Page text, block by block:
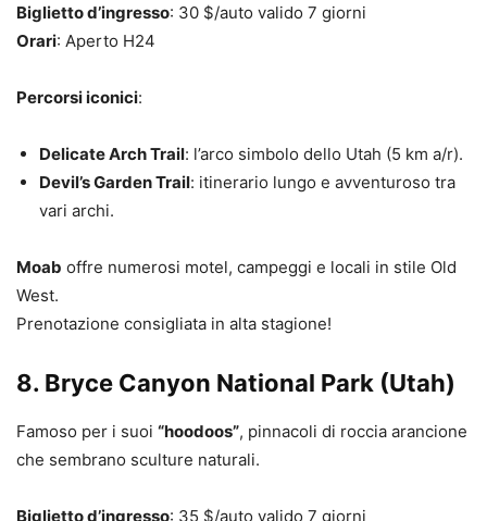
Biglietto d’ingresso: 30 $/auto valido 7 giorni
Orari: Aperto H24
Percorsi iconici:
Delicate Arch Trail: l’arco simbolo dello Utah (5 km a/r).
Devil’s Garden Trail: itinerario lungo e avventuroso tra
vari archi.
Moab offre numerosi motel, campeggi e locali in stile Old
West.
Prenotazione consigliata in alta stagione!
8. Bryce Canyon National Park (Utah)
Famoso per i suoi “hoodoos”, pinnacoli di roccia arancione
che sembrano sculture naturali.
Biglietto d’ingresso: 35 $/auto valido 7 giorni